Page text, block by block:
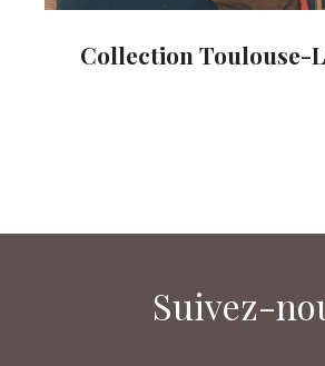
Collection Toulouse-
Suivez-